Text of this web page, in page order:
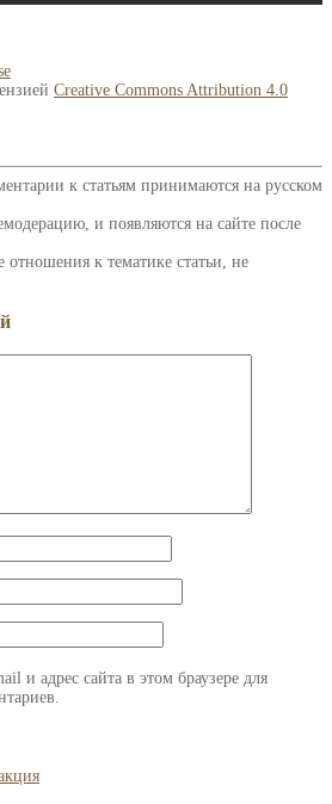
Creative Commons Attribution 4.0
к статьям принимаются на русском
и появляются на сайте после
к тематике статьи, не
и адрес сайта в этом браузере для